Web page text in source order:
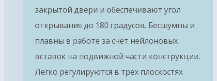
закрытой двери и обеспечивают угол
открывания до 180 градусов. Бесшумны и
плавны в работе за счёт нейлоновых
вставок на подвижной части конструкции.
Легко регулируются в трех плоскостях